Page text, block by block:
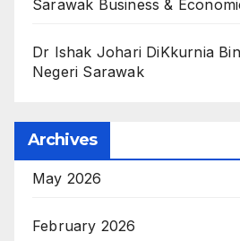
Sarawak Business &
Dr Ishak Johari DiKkurnia
Negeri Sarawak
Archives
May 2026
February 2026